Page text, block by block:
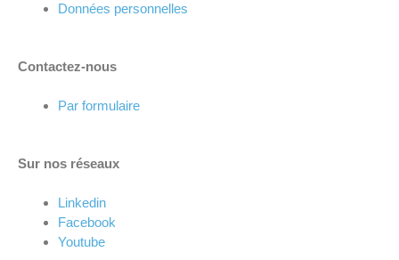
Données personnelles
Contactez-nous
Par formulaire
Sur nos réseaux
Linkedin
Facebook
Youtube